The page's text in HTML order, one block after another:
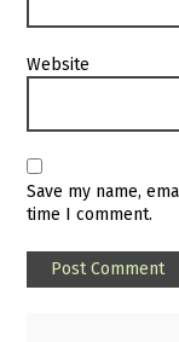
Website
Save my name,
time I comment.